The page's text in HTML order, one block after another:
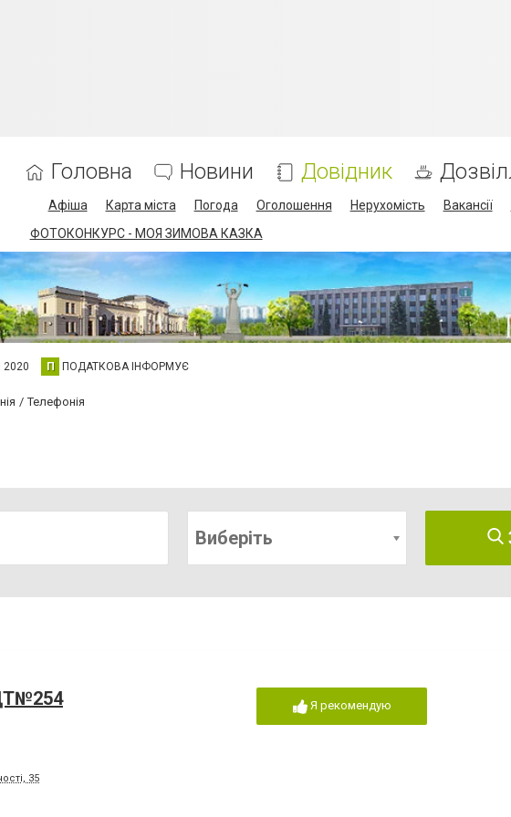
Головна Новини Довідник
Афіша Карта міста Погода Оголошення Нерухомість Вакансії
ФОТОКОНКУРС - МОЯ ЗИМОВА КАЗКА
2020 П ПОДАТКОВА ІНФОРМУЄ
Телефонія
Виберіть
35
Я рекомендую